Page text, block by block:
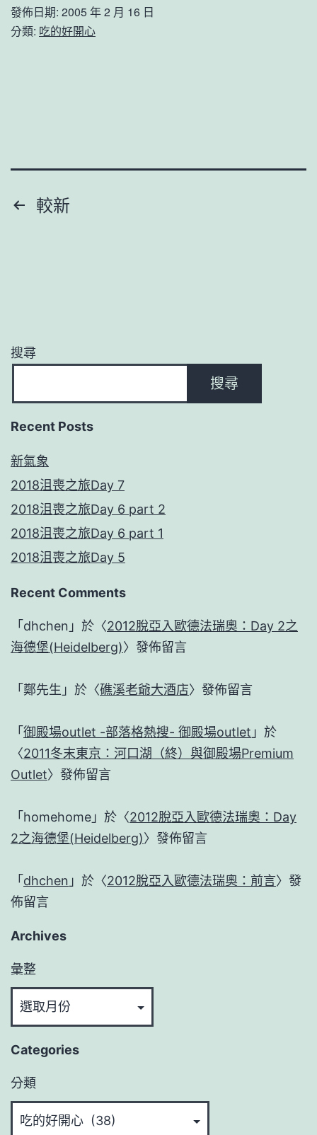
發佈日期: 2005 年 2 月 16 日
分類: 吃的好開心
文 較新
搜尋
搜尋
Recent Posts
新氣象
2018沮喪之旅Day 7
2018沮喪之旅Day 6 part 2
2018沮喪之旅Day 6 part 1
2018沮喪之旅Day 5
Recent Comments
「 dhchen 」於〈2012脫亞入歐德法瑞奧：Day 2之
海德堡(Heidelberg)〉發佈留言
「 鄭先生 」於〈礁溪老爺大酒店〉發佈留言
「 御殿場outlet -部落格熱搜- 御殿場outlet 」於
〈2011冬末東京：河口湖（終）與御殿場Premium
Outlet〉發佈留言
「 homehome 」於〈2012脫亞入歐德法瑞奧：Day
2之海德堡(Heidelberg)〉發佈留言
「 dhchen 」於〈2012脫亞入歐德法瑞奧：前言〉發
佈留言
Archives
彙整
Categories
分類